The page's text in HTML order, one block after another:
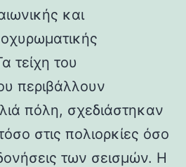
και
τείχη του
περιβάλλουν
πόλη, σχεδιάστηκαν
στις πολιορκίες όσο
των σεισμών. Η